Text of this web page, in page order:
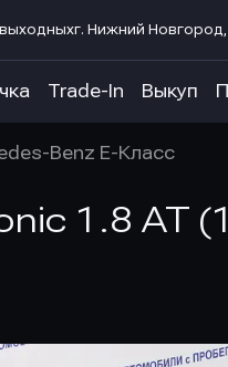
выходныхг. Нижний Новгород,
Trade-In Выкуп
Benz E-Класс
1.8 AT